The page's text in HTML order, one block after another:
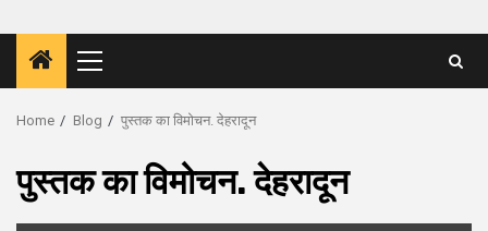
Primary
Menu
Home Blog पुस्तक का विमोचन. देहरादून
पुस्तक का विमोचन. देहरादून